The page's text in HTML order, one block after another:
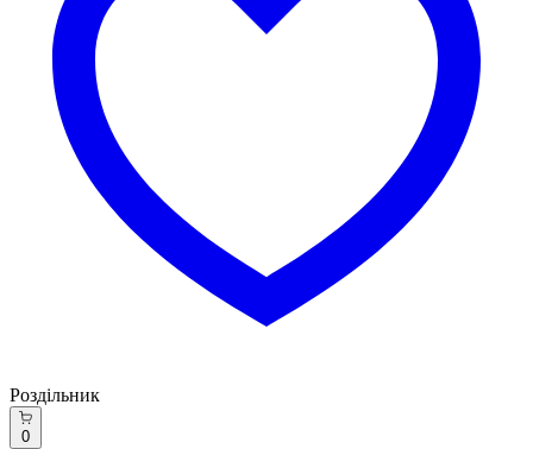
Роздільник
0